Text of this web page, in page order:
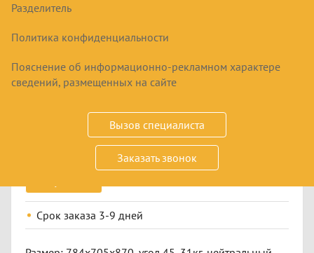
Разделитель
Политика конфиденциальности
Пояснение об информационно-рекламном характере
сведений, размещенных на сайте
Вызов специалиста
Заказать звонок
МОДУЛЬ ПОВОРОТНЫЙ АСТА
ВНУТРЕННИЙ МП-45КМ-01
Срок заказа 3-9 дней